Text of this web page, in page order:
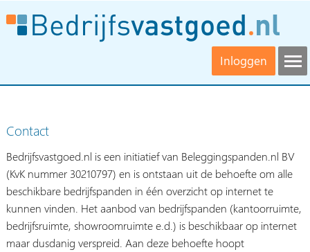
Inloggen
Contact
Bedrijfsvastgoed.nl is een initiatief van Beleggingspanden.nl BV
(KvK nummer 30210797) en is ontstaan uit de behoefte om alle
beschikbare bedrijfspanden in één overzicht op internet te
kunnen vinden. Het aanbod van bedrijfspanden (kantoorruimte,
bedrijfsruimte, showroomruimte e.d.) is beschikbaar op internet
maar dusdanig verspreid. Aan deze behoefte hoopt